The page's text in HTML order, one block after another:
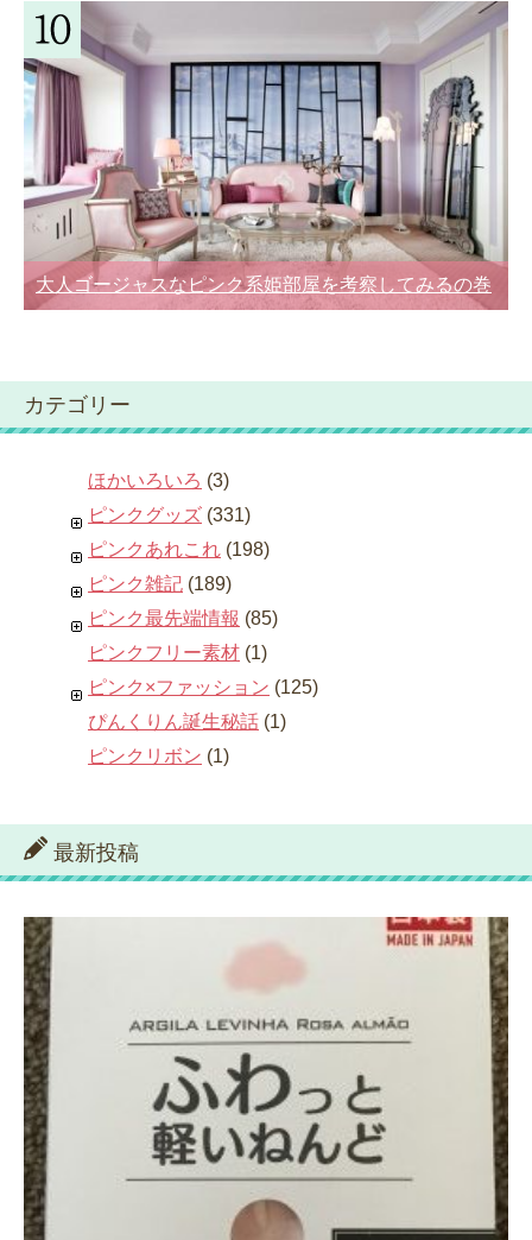
大人ゴージャスなピンク系姫部屋を考察してみるの巻
カテゴリー
ほかいろいろ (3)
ピンクグッズ (331)
ピンクあれこれ (198)
ピンク雑記 (189)
ピンク最先端情報 (85)
ピンクフリー素材 (1)
ピンク×ファッション (125)
ぴんくりん誕生秘話 (1)
ピンクリボン (1)
最新投稿